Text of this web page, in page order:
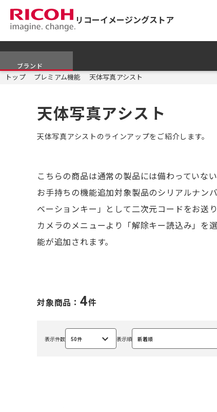
リコーイメージングストア
ブランド
トップ プレミアム機能 天体写真アシスト
天体写真アシスト
天体写真アシストのラインアップをご紹介します。
こちらの商品は通常の製品には備わっていな
お手持ちの機能追加対象製品のシリアルナン
ベーションキー」として二次元コードをお送り
カメラのメニューより「解除キー読込み」を
能が追加されます。
対象商品： 4件
表示件数 50件
選
択
表示順 新着順
選
択